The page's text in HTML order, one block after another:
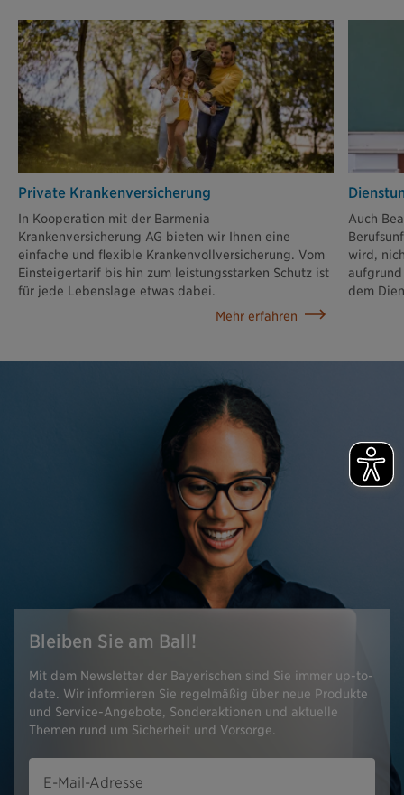
Private Krankenversicherung
In Kooperation mit der Barmenia
Krankenversicherung AG bieten wir Ihnen eine
einfache und flexible Krankenvollversicherung. Vom
Einsteigertarif bis hin zum leistungsstarken Schutz ist
für jede Lebenslage etwas dabei.
Mehr erfahren
Auch
wird,
dem
Bleiben Sie am Ball!
Mit dem Newsletter der Bayerischen sind Sie immer up-to-
date. Wir informieren Sie regelmäßig über neue Produkte
und Service-Angebote, Sonderaktionen und aktuelle
Themen rund um Sicherheit und Vorsorge.
E-Mail-Adresse